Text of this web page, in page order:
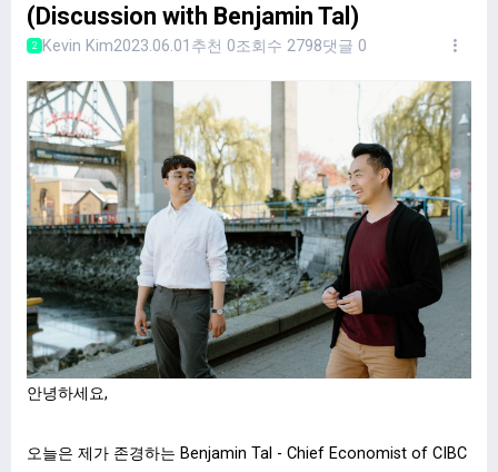
(Discussion with Benjamin Tal)
2 Kevin Kim2023.06.01 추천 0조회수 2798댓글 0
안녕하세요,
오늘은 제가 존경하는 Benjamin Tal - Chief Economist of CIBC